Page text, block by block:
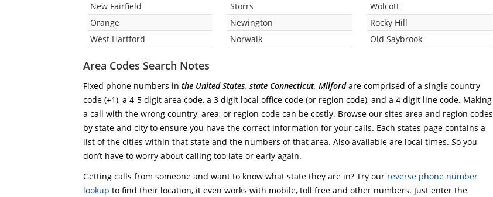
New Fairfield
Orange
West Hartford
Storrs
Newington
Norwalk
Wolcott
Rocky Hill
Old Saybrook
Area Codes Search Notes
Fixed phone numbers in the United States, state Connecticut, Milfordare comprised of a single country
code (+1), a 4-5 digit area code, a 3 digit local office code (or region code), and a 4 digit line code. Making
a call with the wrong country, area, or region code can be costly. Browse our sites area and region codes
by state and city to ensure you have the correct information for your calls. Each states page contains a
list of the cities within that state and the numbers of that area. Also available are local times. So you
don’t have to worry about calling too late or early again.
Getting calls from someone and want to know what state they are in? Try our reverse phone number
lookup to find their location, it even works with mobile, toll free and other numbers. Just enter the